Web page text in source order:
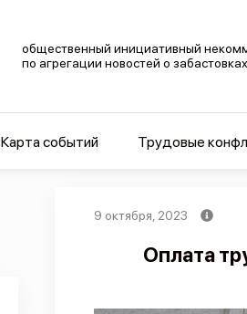
общественный инициативный
по агрегации новостей о
Карта событий Трудовые
9 октября, 2023
Оплата